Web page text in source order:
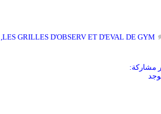
LES GRILLES D'OBSERV ET D'EVAL DE GYM
,
مشاركة: